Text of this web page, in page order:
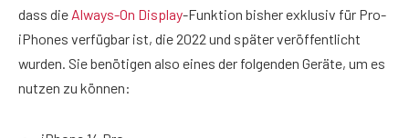
dass die Always-On Display-Funktion bisher exklusiv für Pro-
iPhones verfügbar ist, die 2022 und später veröffentlicht
wurden. Sie benötigen also eines der folgenden Geräte, um es
nutzen zu können: